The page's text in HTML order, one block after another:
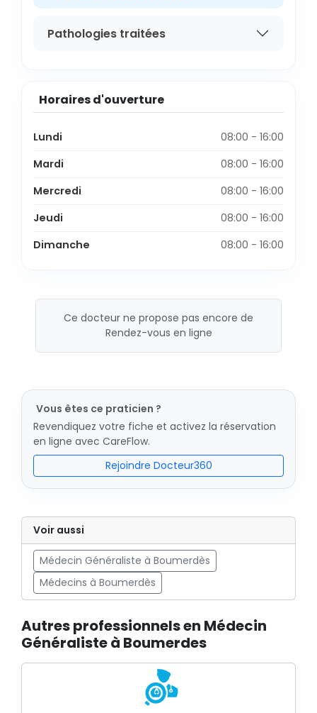
Pathologies traitées
Horaires d'ouverture
Lundi
08:00 - 16:00
Mardi
08:00 - 16:00
Mercredi
08:00 - 16:00
Jeudi
08:00 - 16:00
Dimanche
08:00 - 16:00
Ce docteur ne propose pas encore de
Rendez-vous en ligne
Vous êtes ce praticien ?
Revendiquez votre fiche et activez la réservation
en ligne avec CareFlow.
Rejoindre Docteur360
Voir aussi
Médecin Généraliste à Boumerdès
Médecins à Boumerdès
Autres professionnels en Médecin
Généraliste à Boumerdes